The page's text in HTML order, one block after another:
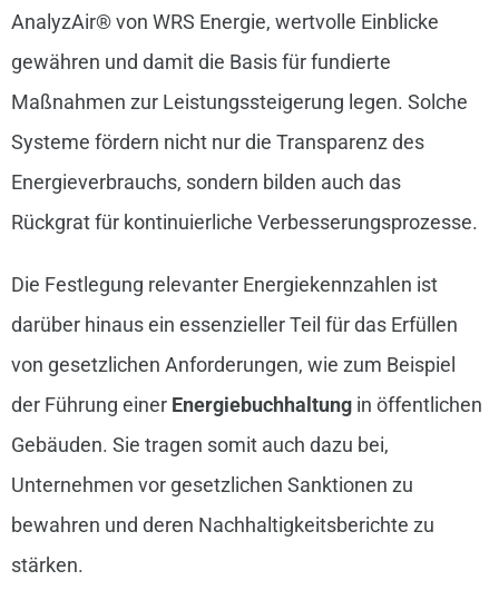
AnalyzAir® von WRS Energie, wertvolle Einblicke
gewähren und damit die Basis für fundierte
Maßnahmen zur Leistungssteigerung legen. Solche
Systeme fördern nicht nur die Transparenz des
Energieverbrauchs, sondern bilden auch das
Rückgrat für kontinuierliche Verbesserungsprozesse.
Die Festlegung relevanter Energiekennzahlen ist
darüber hinaus ein essenzieller Teil für das Erfüllen
von gesetzlichen Anforderungen, wie zum Beispiel
der Führung einer Energiebuchhaltungin öffentlichen
Gebäuden. Sie tragen somit auch dazu bei,
Unternehmen vor gesetzlichen Sanktionen zu
bewahren und deren Nachhaltigkeitsberichte zu
stärken.